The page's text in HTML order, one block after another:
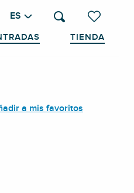
Voir les
Buscar
ES
TIENDA
aux favoris
a mis favoritos